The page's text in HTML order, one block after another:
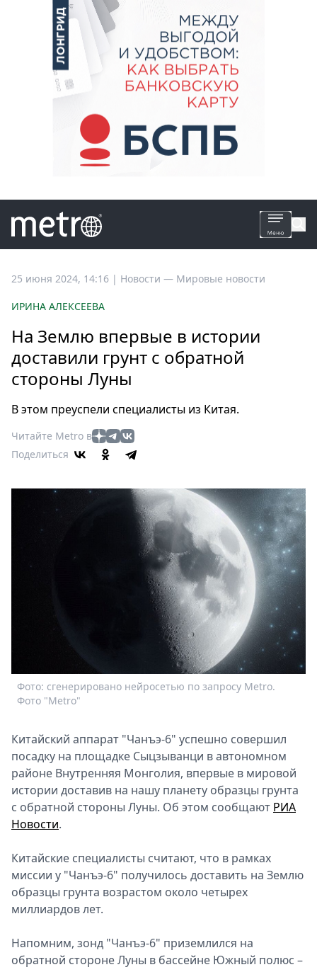
Все
Россия
Мир
Здоровье
Туризм
Мода
Театр
Афиша
Пресс-
Спецпроекты
Звезды
Выборы
2026
Metro
25 июня 2024, 14:16 | Новости — Мировые новости
ИРИНА АЛЕКСЕЕВА
На Землю впервые в истории
доставили грунт с обратной
стороны Луны
В этом преуспели специалисты из Китая.
Читайте Metro в
Поделиться
Фото: сгенерировано нейросетью по запросу Metro.
Фото "Metro"
Китайский аппарат "Чанъэ-6" успешно совершил
посадку на площадке Сыцзыванци в автономном
районе Внутренняя Монголия, впервые в мировой
истории доставив на нашу планету образцы грунта
с обратной стороны Луны. Об этом сообщают РИА
Новости.
Китайские специалисты считают, что в рамках
миссии у "Чанъэ-6" получилось доставить на Землю
образцы грунта возрастом около четырех
миллиардов лет.
Напомним, зонд "Чанъэ-6" приземлился на
обратной стороне Луны в бассейне Южный полюс –